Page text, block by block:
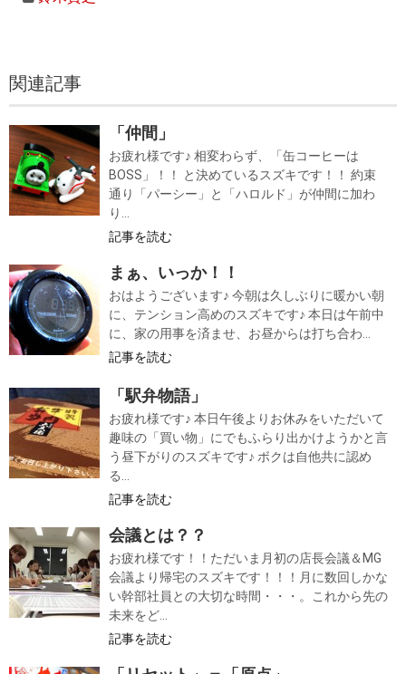
関連記事
「仲間」
お疲れ様です♪ 相変わらず、「缶コーヒーは
BOSS」！！ と決めているスズキです！！ 約束
通り「パーシー」と「ハロルド」が仲間に加わ
り...
記事を読む
まぁ、いっか！！
おはようございます♪ 今朝は久しぶりに暖かい朝
に、テンション高めのスズキです♪ 本日は午前中
に、家の用事を済ませ、お昼からは打ち合わ...
記事を読む
「駅弁物語」
お疲れ様です♪ 本日午後よりお休みをいただいて
趣味の「買い物」にでもふらり出かけようかと言
う昼下がりのスズキです♪ ボクは自他共に認め
る...
記事を読む
会議とは？？
お疲れ様です！！ただいま月初の店長会議＆MG
会議より帰宅のスズキです！！！月に数回しかな
い幹部社員との大切な時間・・・。これから先の
未来をど...
記事を読む